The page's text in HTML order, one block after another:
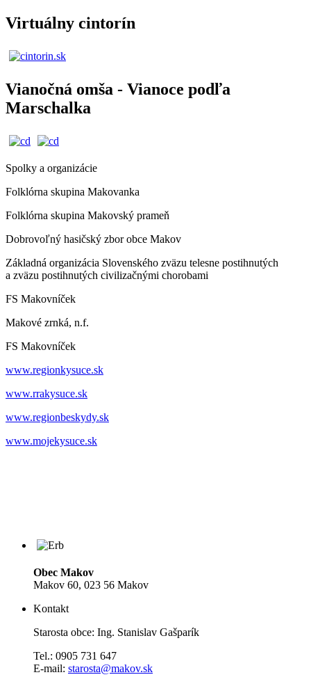
Virtuálny cintorín
Vianočná omša - Vianoce podľa
Marschalka
Spolky a organizácie
Folklórna skupina Makovanka
Folklórna skupina Makovský prameň
Dobrovoľný hasičský zbor obce Makov
Základná organizácia Slovenského zväzu telesne postihnutých
a zväzu postihnutých civilizačnými chorobami
FS Makovníček
Makové zrnká, n.f.
FS Makovníček
www.regionkysuce.sk
www.rrakysuce.sk
www.regionbeskydy.sk
www.mojekysuce.sk
Obec Makov
Makov 60, 023 56 Makov
Kontakt
Starosta obce: Ing. Stanislav Gašparík
Tel.: 0905 731 647
E-mail: starosta@makov.sk